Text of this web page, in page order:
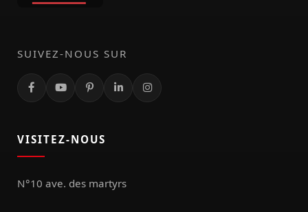
SUIVEZ-NOUS SUR
VISITEZ-NOUS
N°10 ave. des martyrs